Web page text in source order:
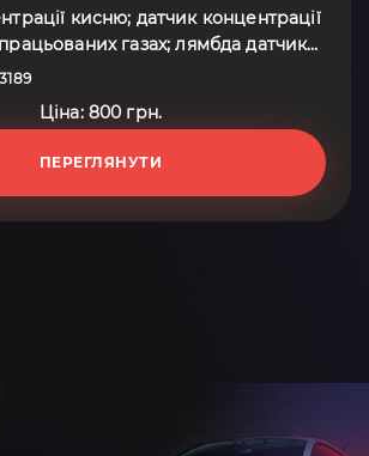
кисню; датчик концентрації
газах; лямбда датчик
зонд, датчик кисню; лямбда-
(1994-2003) 0258003189
Ціна: 800 грн.
ПЕРЕГЛЯНУТИ